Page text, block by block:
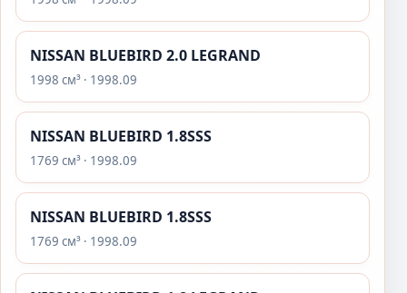
NISSAN BLUEBIRD 2.0 LEGRAND
1998 см³ · 1998.09
NISSAN BLUEBIRD 1.8SSS
1769 см³ · 1998.09
NISSAN BLUEBIRD 1.8SSS
1769 см³ · 1998.09